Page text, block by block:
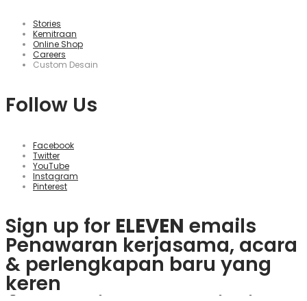
Stories
Kemitraan
Online Shop
Careers
Custom Desain
Follow Us
Facebook
Twitter
YouTube
Instagram
Pinterest
Sign up for ELEVEN emails
Penawaran kerjasama, acara
& perlengkapan baru yang
keren